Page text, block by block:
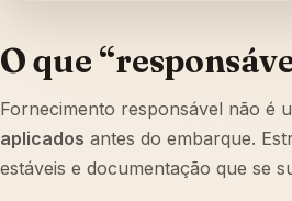
O que
Fornecimento responsável não é
aplicados antes do embarque.
estáveis e documentação que se